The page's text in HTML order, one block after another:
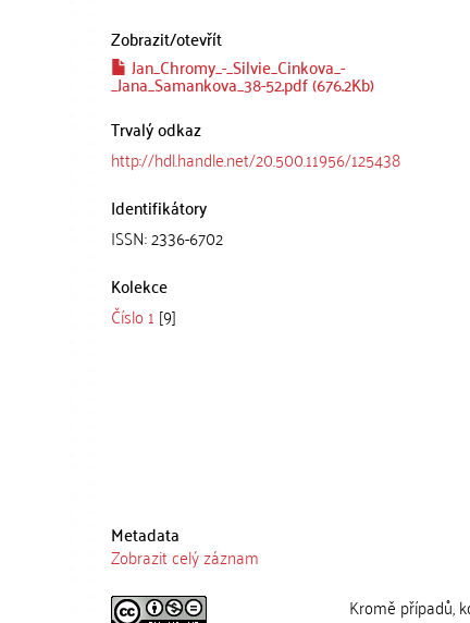
Zobrazit/otevřít
Jan_Chromy_-_Silvie_Cinkova_-
_Jana_Samankova_38-52.pdf (676.2Kb)
Trvalý odkaz
http://hdl.handle.net/20.500.11956/125438
Identifikátory
ISSN: 2336-6702
Kolekce
Číslo 1 [9]
Metadata
Zobrazit celý záznam
Kromě případů,